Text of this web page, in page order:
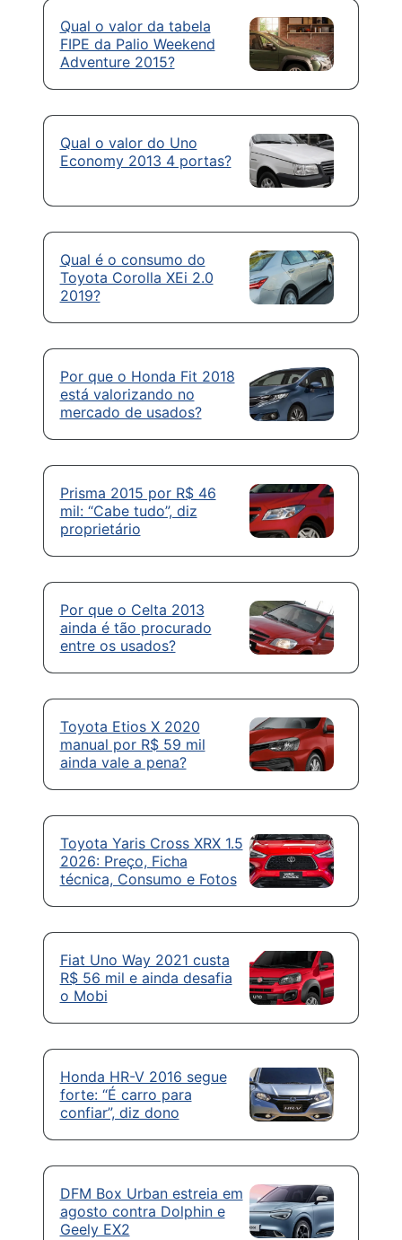
Qual o valor da tabela
FIPE da Palio Weekend
Adventure 2015?
Qual o valor do Uno
Economy 2013 4 portas?
Qual é o consumo do
Toyota Corolla XEi 2.0
2019?
Por que o Honda Fit 2018
está valorizando no
mercado de usados?
Prisma 2015 por R$ 46
mil: “Cabe tudo”, diz
proprietário
Por que o Celta 2013
ainda é tão procurado
entre os usados?
Toyota Etios X 2020
manual por R$ 59 mil
ainda vale a pena?
Toyota Yaris Cross XRX 1.5
2026: Preço, Ficha
técnica, Consumo e Fotos
Fiat Uno Way 2021 custa
R$ 56 mil e ainda desafia
o Mobi
Honda HR-V 2016 segue
forte: “É carro para
confiar”, diz dono
DFM Box Urban estreia em
agosto contra Dolphin e
Geely EX2